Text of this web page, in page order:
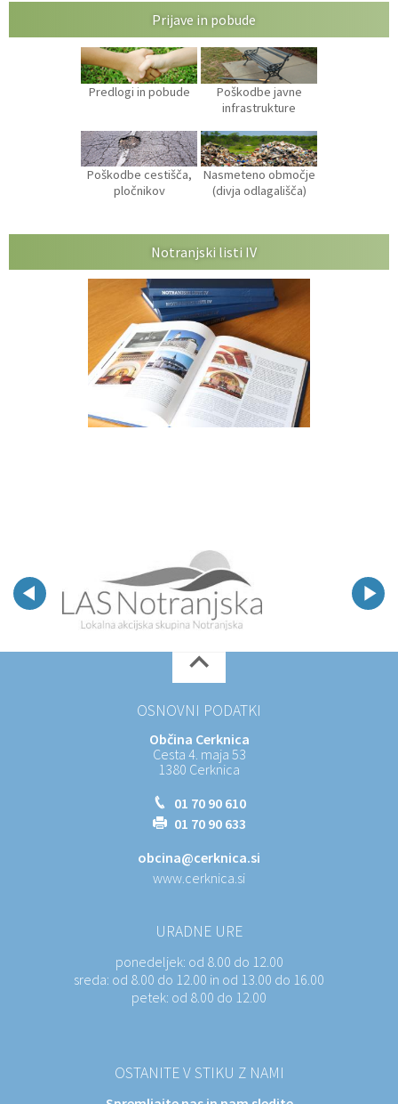
Prijave in pobude
Predlogi in pobude
Poškodbe javne
infrastrukture
Poškodbe cestišča,
pločnikov
Nasmeteno območje
(divja odlagališča)
Notranjski listi IV
OSNOVNI PODATKI
Občina Cerknica
Cesta 4. maja 53
1380 Cerknica
01 70 90 610
01 70 90 633
obcina@cerknica.si
www.cerknica.si
URADNE URE
ponedeljek: od 8.00 do 12.00
sreda: od 8.00 do 12.00 in od 13.00 do 16.00
petek: od 8.00 do 12.00
OSTANITE V STIKU Z NAMI